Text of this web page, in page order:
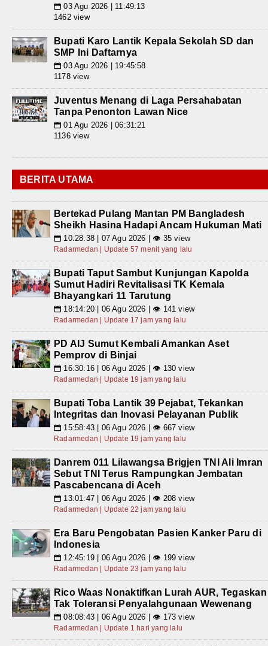
📅 03 Agu 2026 | 11:49:13
1462 view
Bupati Karo Lantik Kepala Sekolah SD dan
SMP Ini Daftarnya
📅 03 Agu 2026 | 19:45:58
1178 view
Juventus Menang di Laga Persahabatan
Tanpa Penonton Lawan Nice
📅 01 Agu 2026 | 06:31:21
1136 view
BERITA UTAMA
Bertekad Pulang Mantan PM Bangladesh
Sheikh Hasina Hadapi Ancam Hukuman Mati
📅 10:28:38 | 07 Agu 2026 | 👁 35 view
Radarmedan | Update 57 menit yang lalu
Bupati Taput Sambut Kunjungan Kapolda
Sumut Hadiri Revitalisasi TK Kemala
Bhayangkari 11 Tarutung
📅 18:14:20 | 06 Agu 2026 | 👁 141 view
Radarmedan | Update 17 jam yang lalu
PD AIJ Sumut Kembali Amankan Aset
Pemprov di Binjai
📅 16:30:16 | 06 Agu 2026 | 👁 130 view
Radarmedan | Update 19 jam yang lalu
Bupati Toba Lantik 39 Pejabat, Tekankan
Integritas dan Inovasi Pelayanan Publik
📅 15:58:43 | 06 Agu 2026 | 👁 667 view
Radarmedan | Update 19 jam yang lalu
Danrem 011 Lilawangsa Brigjen TNI Ali Imran
Sebut TNI Terus Rampungkan Jembatan
Pascabencana di Aceh
📅 13:01:47 | 06 Agu 2026 | 👁 208 view
Radarmedan | Update 22 jam yang lalu
Era Baru Pengobatan Pasien Kanker Paru di
Indonesia
📅 12:45:19 | 06 Agu 2026 | 👁 199 view
Radarmedan | Update 23 jam yang lalu
Rico Waas Nonaktifkan Lurah AUR, Tegaskan
Tak Toleransi Penyalahgunaan Wewenang
📅 08:08:43 | 06 Agu 2026 | 👁 173 view
Radarmedan | Update 1 hari yang lalu